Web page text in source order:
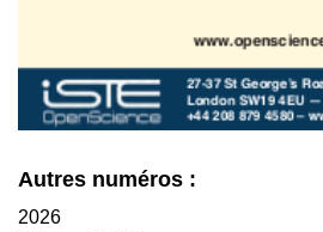
Autres numéros :
2026